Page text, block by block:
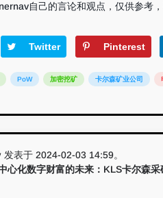
自己的言论和观点，仅供参考
Twitter Pinterest
PoW 加密挖矿 卡尔森矿业公司
发表于 2024-02-03 14:59。
心化数字财富的未来：KLS卡尔森